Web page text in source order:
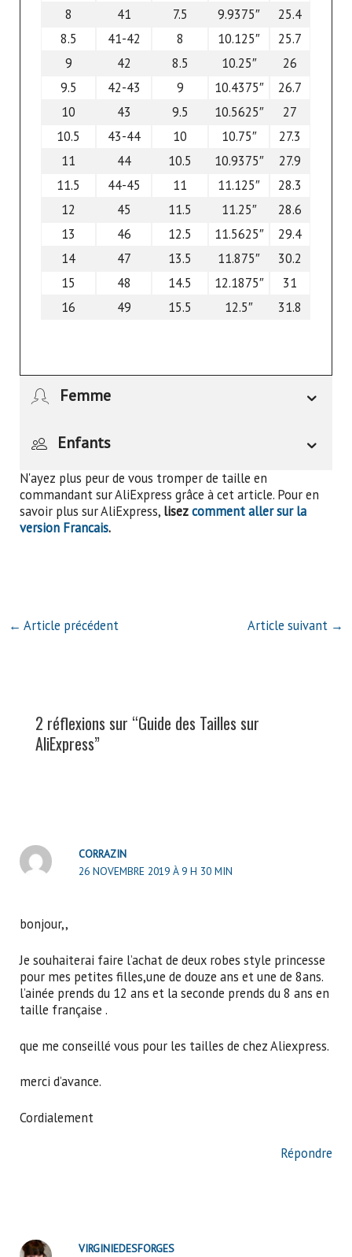
8 41 7.5 9.9375″
25.4
8.5
41-42 8 10.125″
25.7
9
42 8.5 10.25″
26
9.5
42-43 9 10.4375″
26.7
10
43 9.5 10.5625″
27
10.5
43-44 10 10.75″
27.3
11
44 10.5 10.9375″
27.9
11.5
44-45 11 11.125″
28.3
12
45 11.5 11.25″
28.6
13
46 12.5 11.5625″
29.4
14
47 13.5 11.875″
30.2
15
48 14.5 12.1875″
31
16
49 15.5 12.5″ 31.8
Femme
Enfants
N'ayez plus peur de vous tromper de taille en
commandant sur AliExpress grâce à cet article. Pour en
savoir plus sur AliExpress, lisezcomment aller sur la
version Francais.
← Article précédent Article suivant →
2 réflexions sur “Guide des Tailles sur
AliExpress”
CORRAZIN
26 NOVEMBRE 2019 À 9 H 30 MIN
bonjour,,
Je souhaiterai faire l’achat de deux robes style princesse
pour mes petites filles,une de douze ans et une de 8ans.
l’ainée prends du 12 ans et la seconde prends du 8 ans en
taille française .
que me conseillé vous pour les tailles de chez Aliexpress.
merci d’avance.
Cordialement
Répondre
VIRGINIEDESFORGES